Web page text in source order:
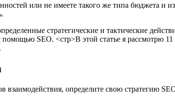
или не имеете такого же типа бюджета и
стратегические и тактические
помощью SEO. <стр>В этой статье я рассмотрю
определите свою стратегию